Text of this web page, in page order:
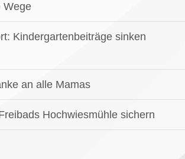
Wege
Kindergartenbeiträge sinken
an alle Mamas
Hochwiesmühle sichern